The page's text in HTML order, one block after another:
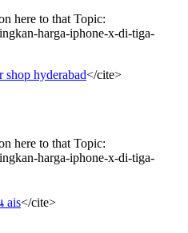
here to that Topic:
harga-iphone-x-di-tiga-
shop hyderabad</cite>
here to that Topic:
harga-iphone-x-di-tiga-
ais</cite>